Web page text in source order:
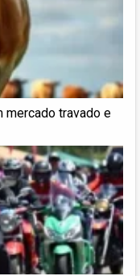
mercado travado e